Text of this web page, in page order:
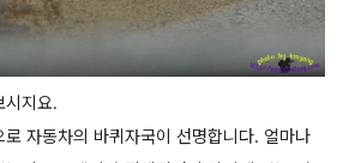
시지요.
자동차의 바퀴자국이 선명합니다. 얼마나